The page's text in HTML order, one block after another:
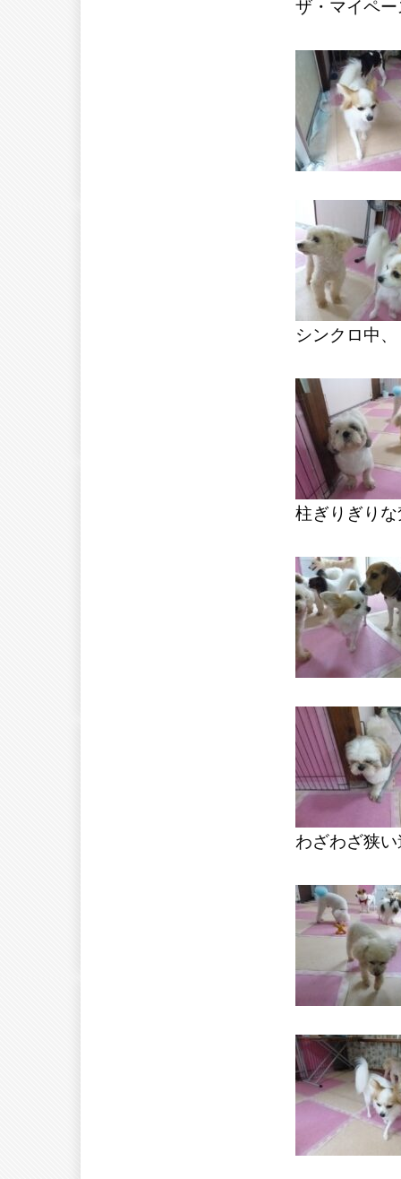
ザ・マイペ
シンクロ中、
柱ぎりぎり
わざわざ狭